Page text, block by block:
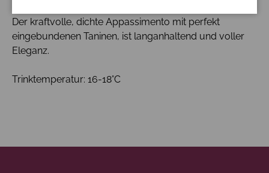
Der kraftvolle, dichte Appassimento mit perfekt
eingebundenen Taninen, ist langanhaltend und voller
Eleganz.
Trinktemperatur: 16-18°C